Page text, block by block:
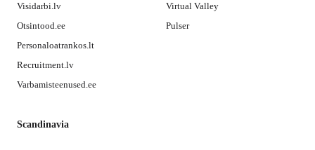
Visidarbi.lv
Otsintood.ee
Personaloatrankos.lt
Recruitment.lv
Varbamisteenused.ee
Virtual Valley
Pulser
Scandinavia